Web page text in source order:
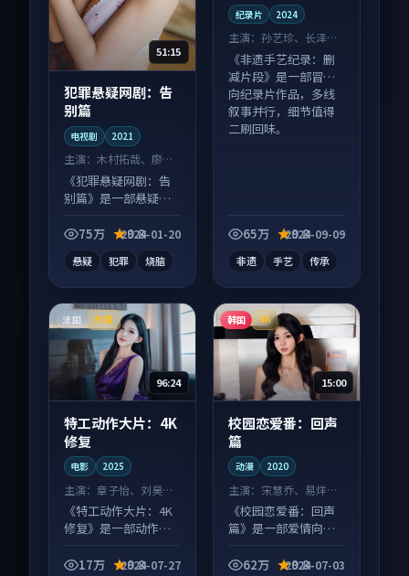
51:15
犯罪悬疑网剧：告
别篇
电视剧 2021
主演： 木村拓哉、廖凡
等
《犯罪悬疑网剧：告
别篇》是一部悬疑向
续发酵，适合周末一
75万 9.8
2024-01-20
悬疑 犯罪 烧脑
纪录片 2024
主演：孙艺珍、长泽雅
美 等
《非遗手艺纪录：删
减片段》是一部冒险
向纪录片作品，多线
叙事并行，细节值得
二刷回味。
65万 9.8
2024-09-09
非遗 手艺 传承
法国 热播
96:24
特工动作大片：4K
修复
电影 2025
主演： 章子怡、刘昊然
等
《特工动作大片：4K
修复》是一部动作向
层层推进，尾声常有
17万 9.8
2024-07-27
韩国 4K
15:00
校园恋爱番：回声
篇
动漫 2020
主演： 宋慧乔、易烊千
玺 等
《校园恋爱番：回声
篇》是一部爱情向动
全，观感爽快不拖
62万 9.8
2024-07-03